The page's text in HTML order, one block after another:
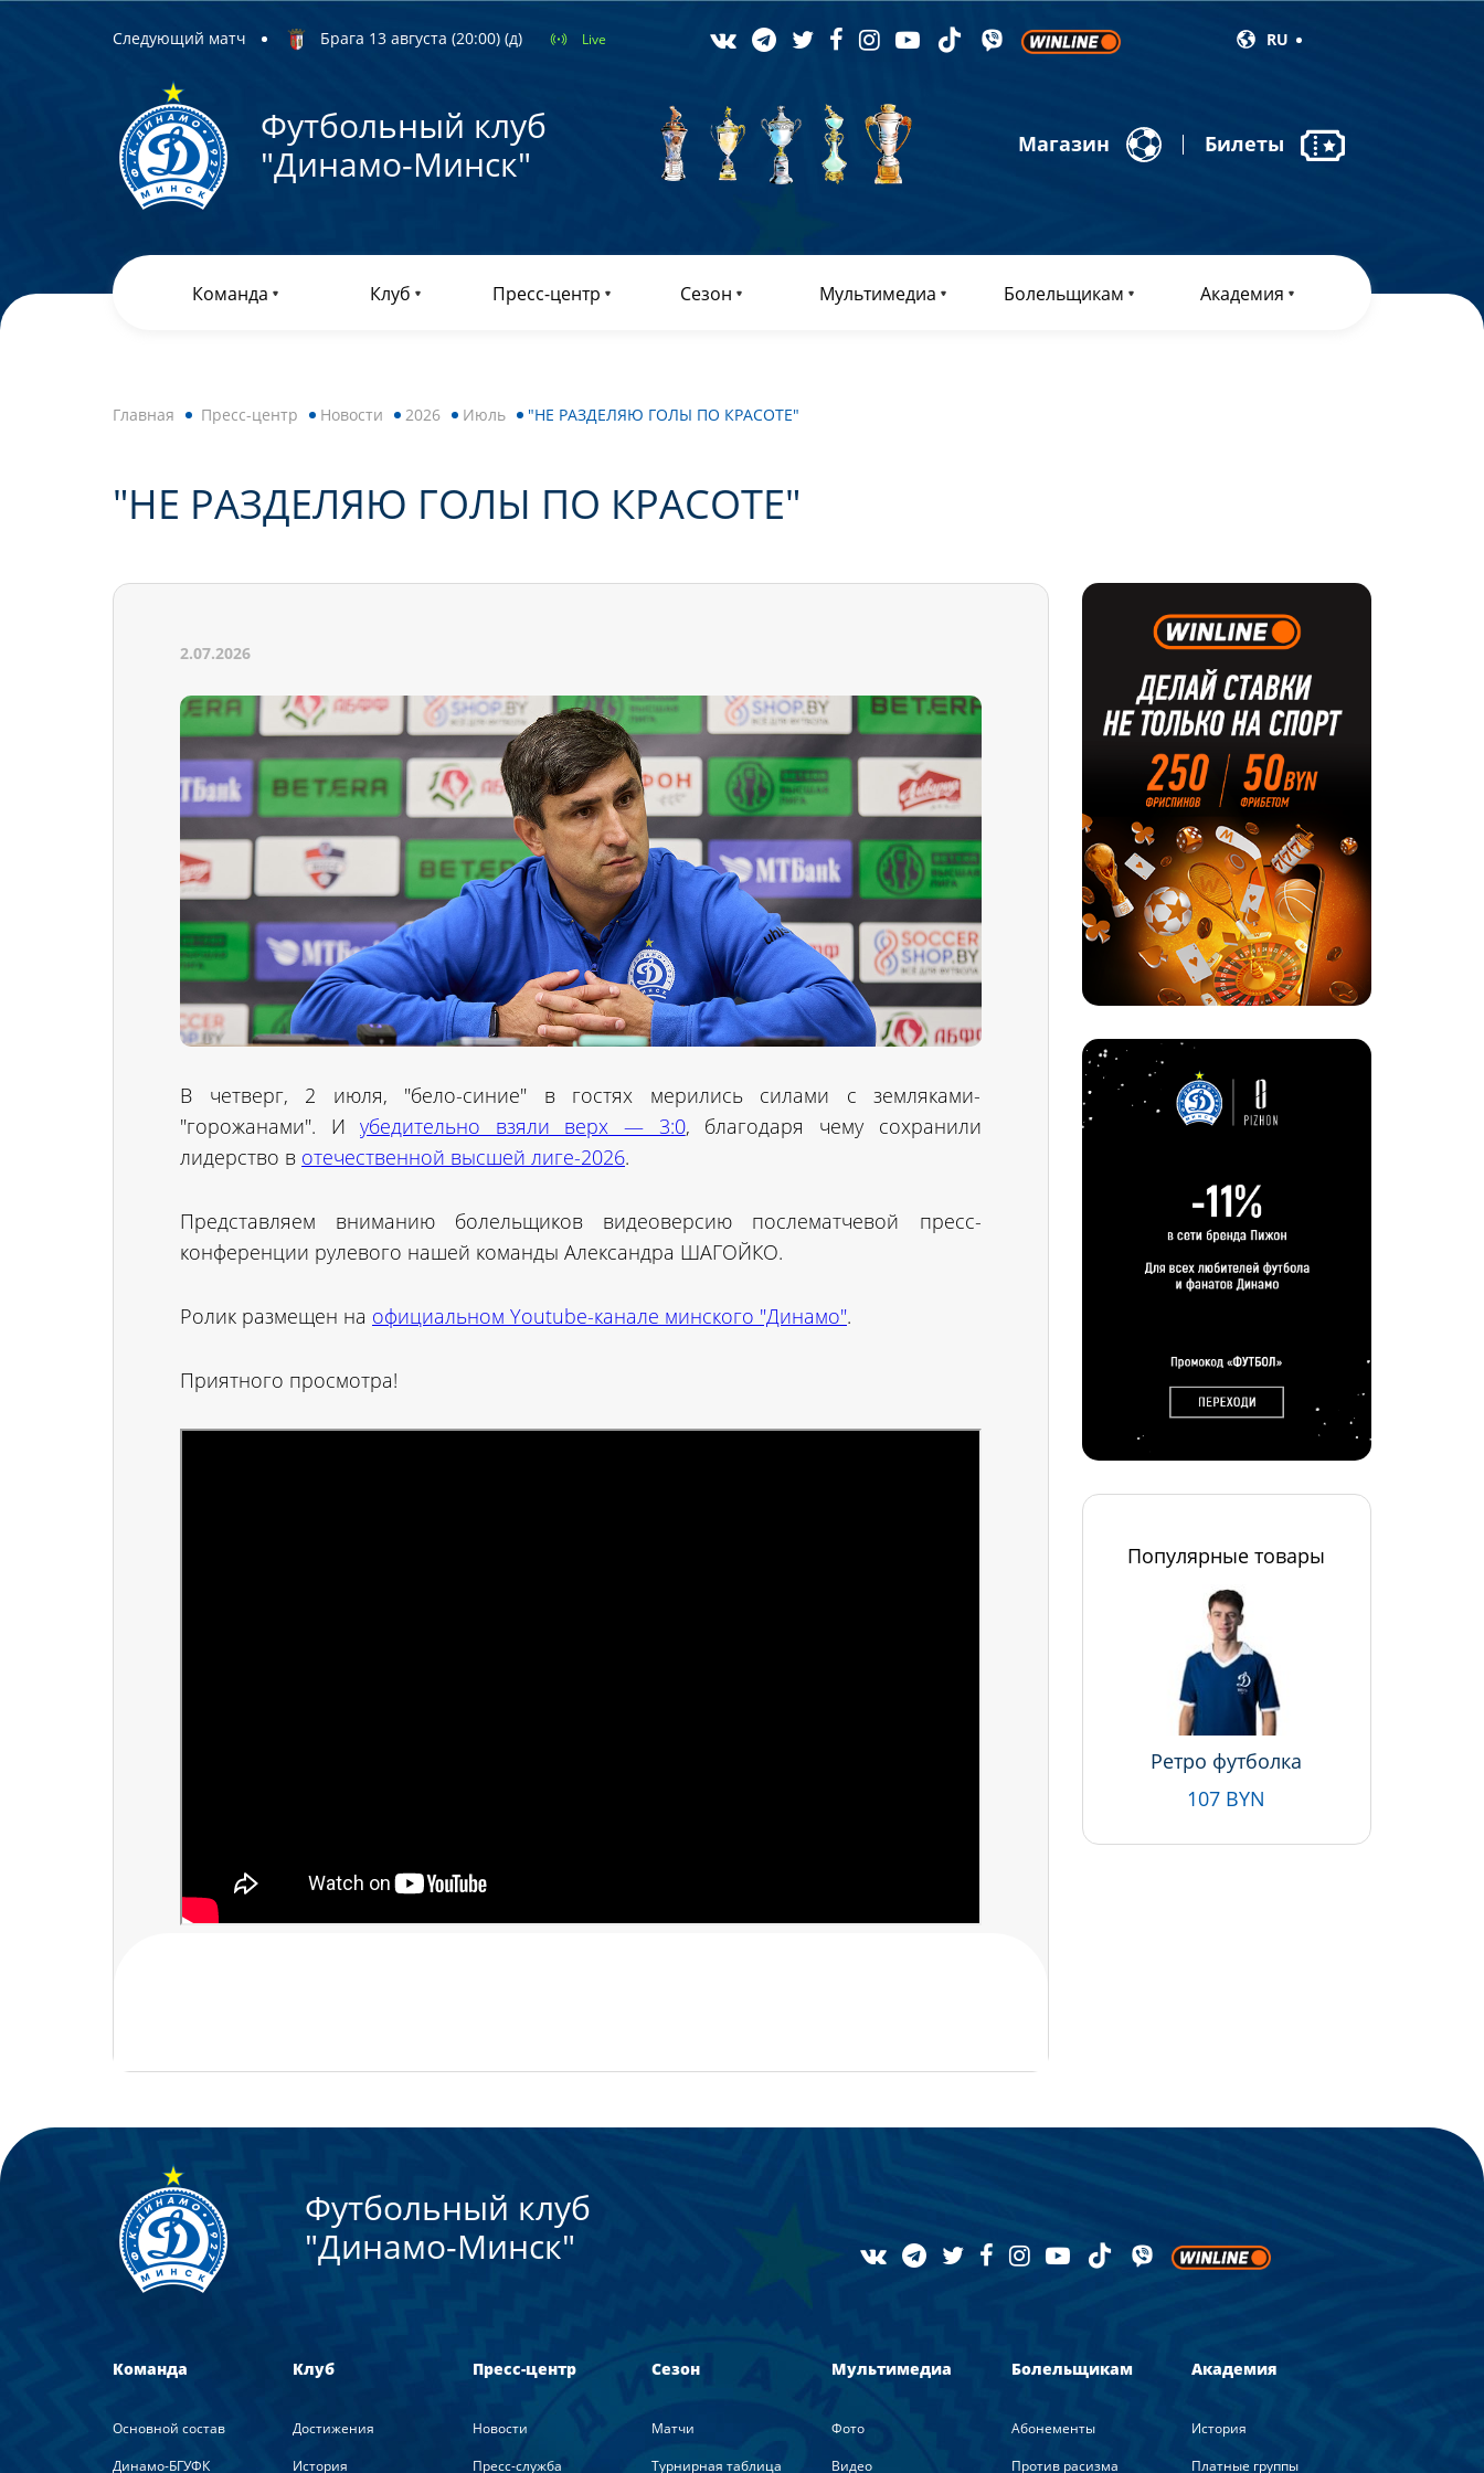
Следующий матч Брага 13 августа (20:00) (д) Live RU
Футбольный клуб
"Динамо-Минск"
Магазин Билеты
Команда Клуб Пресс-центр Сезон Мультимедиа Болельщикам Академия
Главная Пресс-центр Новости 2026 Июль "НЕ РАЗДЕЛЯЮ ГОЛЫ ПО КРАСОТЕ"
"НЕ РАЗДЕЛЯЮ ГОЛЫ ПО КРАСОТЕ"
2.07.2026
В четверг, 2 июля, "бело-синие" в гостях мерились силами с земляками-
"горожанами". Иубедительно взяли верх — 3:0, благодаря чему сохранили
лидерство в отечественной высшей лиге-2026.
Представляем вниманию болельщиков видеоверсию послематчевой пресс-
конференции рулевого нашей команды Александра ШАГОЙКО.
Ролик размещен на официальном Youtube-канале минского "Динамо".
Приятного просмотра!
Популярные товары
Ретро футболка
107 BYN
Футбольный клуб
"Динамо-Минск"
Команда
Основной состав
Динамо-БГУФК
Клуб
Достижения
История
Пресс-центр
Новости
Пресс-служба
Сезон
Матчи
Турнирная таблица
Мультимедиа
Фото
Видео
Болельщикам
Абонементы
Против расизма
Академия
История
Платные группы